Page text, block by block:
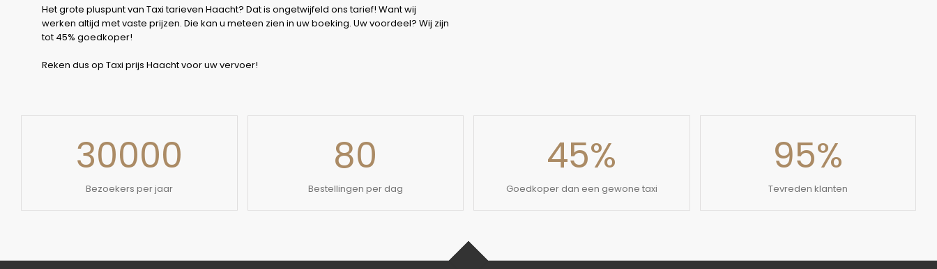
Het grote pluspunt van Taxi tarieven Haacht? Dat is ongetwijfeld ons tarief! Want wij
werken altijd met vaste prijzen. Die kan u meteen zien in uw boeking. Uw voordeel? Wij zijn
tot 45% goedkoper!
Reken dus op Taxi prijs Haacht voor uw vervoer!
30000
Bezoekers per jaar
80
Bestellingen per dag
45%
Goedkoper dan een gewone taxi
95%
Tevreden klanten